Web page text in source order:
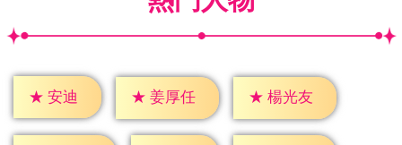
★ 安迪 ★ 姜厚任 ★ 楊光友